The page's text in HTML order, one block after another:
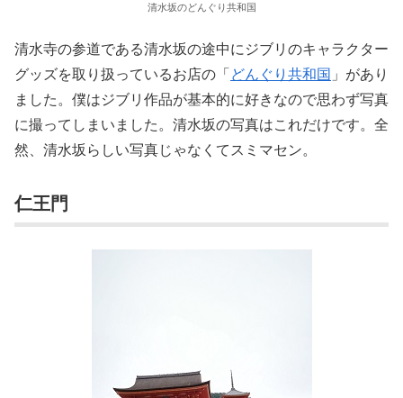
清水坂のどんぐり共和国
清水寺の参道である清水坂の途中にジブリのキャラクター
グッズを取り扱っているお店の「どんぐり共和国 」があり
ました。僕はジブリ作品が基本的に好きなので思わず写真
に撮ってしまいました。清水坂の写真はこれだけです。全
然、清水坂らしい写真じゃなくてスミマセン。
仁王門